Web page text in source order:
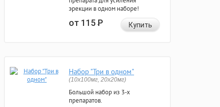
эрекции в одном наборе!
от 115Р Купить
Набор "Три в одном"
(10x100мг, 20x20мг)
Большой набор из 3-х
препаратов.